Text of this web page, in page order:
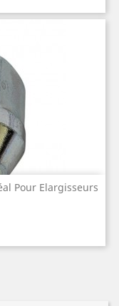
Pour Elargisseurs